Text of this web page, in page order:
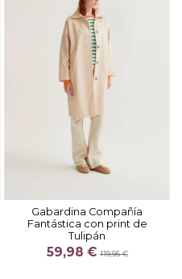
Gabardina Compañía
Fantástica con print de
Tulipán
59,98 €119,95 €